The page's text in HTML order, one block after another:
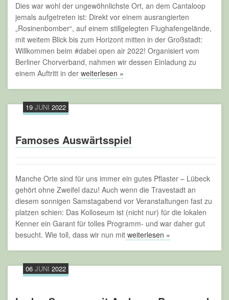
Dies war wohl der ungewöhnlichste Ort, an dem Cantaloop
jemals aufgetreten ist: Direkt vor einem ausrangierten
„Rosinenbomber“, auf einem stillgelegten Flughafengelände,
mit weitem Blick bis zum Horizont mitten in der Großstadt:
Willkommen beim #dabei open air 2022! Organisiert vom
Berliner Chorverband, nahmen wir dessen Einladung zu
einem Auftritt in der weiterlesen »
19 JUNI 2022
Famoses Auswärtsspiel
Manche Orte sind für uns immer ein gutes Pflaster – Lübeck
gehört ohne Zweifel dazu! Auch wenn die Travestadt an
diesem sonnigen Samstagabend vor Veranstaltungen fast zu
platzen schien: Das Kolloseum ist (nicht nur) für die lokalen
Kenner ein Garant für tolles Programm- und war daher gut
besucht. Wie toll, dass wir nun mit weiterlesen »
06 JUNI 2022